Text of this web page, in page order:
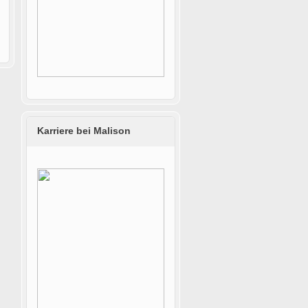
Karriere bei Malison